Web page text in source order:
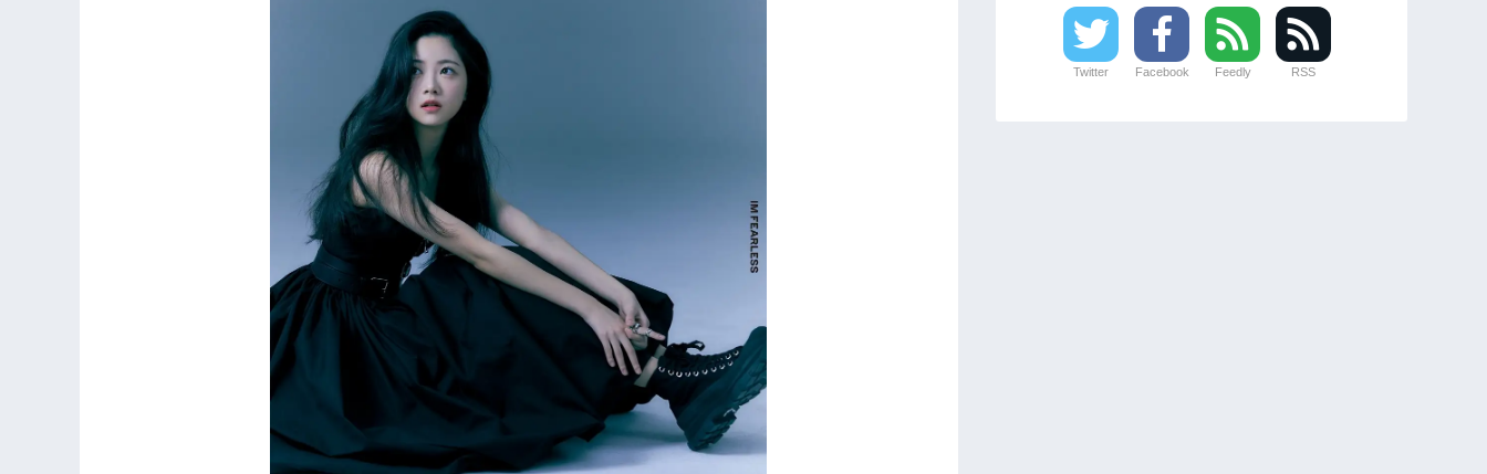
Twitter Facebook Feedly RSS